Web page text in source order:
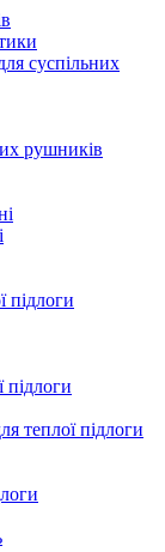
суспільних
рушників
підлоги
підлоги
теплої підлоги